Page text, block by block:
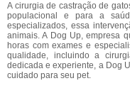
A cirurgia de castração de
populacional e para a
especializados, essa
animais. A Dog Up, empresa
horas com exames e
qualidade, incluindo a
dedicada e experiente, a Dog
cuidado para seu pet.